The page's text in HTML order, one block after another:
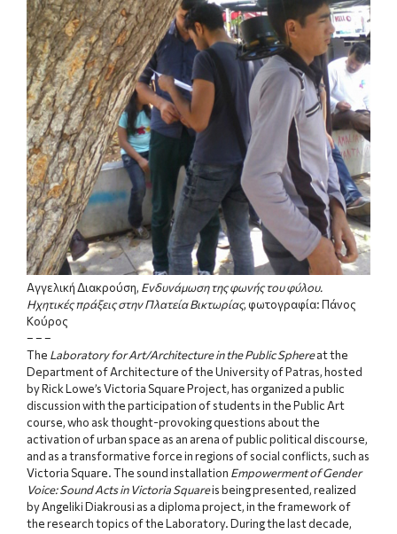
Αγγελική Διακρούση, Ενδυνάμωση της φωνής του φύλου.
Ηχητικές πράξεις στην Πλατεία Βικτωρίας,φωτογραφία: Πάνος
Κούρος
– – –
The Laboratory for Art/Architecture in the Public Sphereat the
Department of Architecture of the University of Patras, hosted
by Rick Lowe’s Victoria Square Project, has organized a public
discussion with the participation of students in the Public Art
course, who ask thought-provoking questions about the
activation of urban space as an arena of public political discourse,
and as a transformative force in regions of social conflicts, such as
Victoria Square. The sound installation Empowerment of Gender
Voice: Sound Acts in Victoria Squareis being presented, realized
by Angeliki Diakrousi as a diploma project, in the framework of
the research topics of the Laboratory. During the last decade,